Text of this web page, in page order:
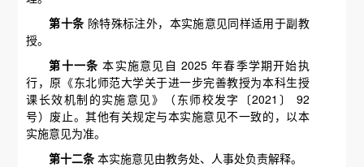
第十条 除特殊标注外，本实施意见同样适用于副教
授。
第十一条 本实施意见自 2025 年春季学期开始执
行，原《东北师范大学关于进一步完善教授为本科生授
课长效机制的实施意见》（东师校发字〔2021〕 92
号）废止。其他有关规定与本实施意见不一致的，以本
实施意见为准。
第十二条 本实施意见由教务处、人事处负责解释。